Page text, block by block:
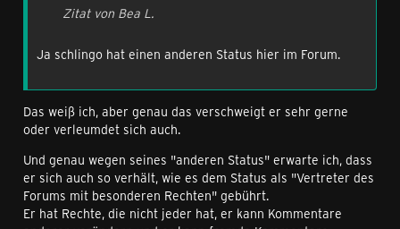
Zitat von Bea L.
Ja schlingo hat einen anderen Status hier im Forum.
Das weiß ich, aber genau das verschweigt er sehr gerne
oder verleumdet sich auch.
Und genau wegen seines "anderen Status" erwarte ich, dass
er sich auch so verhält, wie es dem Status als "Vertreter des
Forums mit besonderen Rechten" gebührt.
Er hat Rechte, die nicht jeder hat, er kann Kommentare